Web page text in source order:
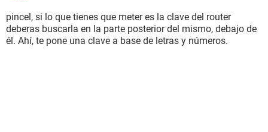
pincel, si lo que tienes que meter es la clave del router
deberas buscarla en la parte posterior del mismo, debajo de
él. Ahí, te pone una clave a base de letras y números.